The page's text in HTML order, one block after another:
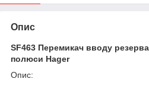
Опис
SF463 Перемикач вводу
полюси Hager
Опис: